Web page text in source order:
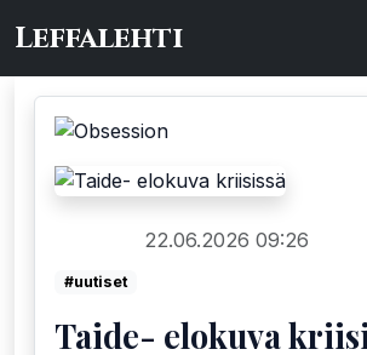
Leffalehti
22.06.2026 09:26
#uutiset
Taide- elokuva